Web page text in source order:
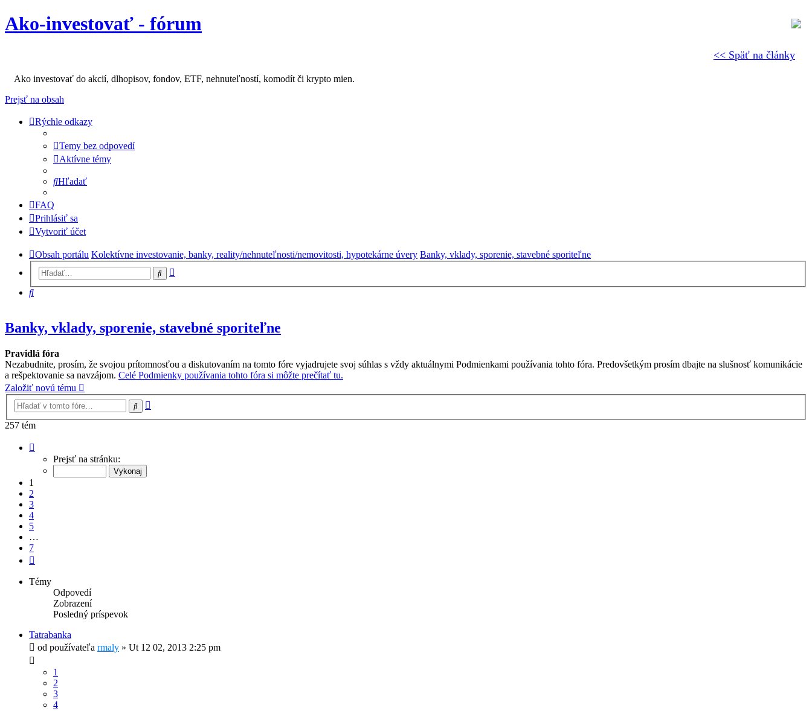
<< Späť na články
Ako-investovať - fórum
Ako investovať do akcií, dlhopisov, fondov, ETF, nehnuteľností, komodít či krypto mien.
Prejsť na obsah
Rýchle odkazy
Temy bez odpovedí
Aktívne témy
Hľadať
FAQ
Prihlásiť sa
Vytvoriť účet
Obsah portálu Kolektívne investovanie, banky, reality/nehnuteľnosti/nemovitosti, hypotekárne úvery Banky, vklady, sporenie, stavebné sporiteľne
Hľadať
Hľadať
Banky, vklady, sporenie, stavebné sporiteľne
Pravidlá fóra
Nezabudnite, prosím, že svojou prítomnosťou a diskutovaním na tomto fóre vyjadrujete svoj súhlas s vždy aktuálnymi Podmienkami používania tohto fóra. Predovšetkým prosím dbajte na slušnosť komunikácie
a rešpektovanie sa navzájom. Celé Podmienky používania tohto fóra si môžte prečítať tu.
Založiť novú tému
Hľadať
257 tém
Prejsť na stránku:
1
2
3
4
5
…
7
Témy
Odpovedí
Zobrazení
Posledný príspevok
Tatrabanka
od používateľa rmaly » Ut 12 02, 2013 2:25 pm
1
2
3
4